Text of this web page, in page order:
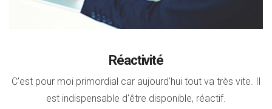
Réactivité
C'est pour moi primordial car aujourd'hui tout va très vite. Il
est indispensable d'être disponible, réactif.